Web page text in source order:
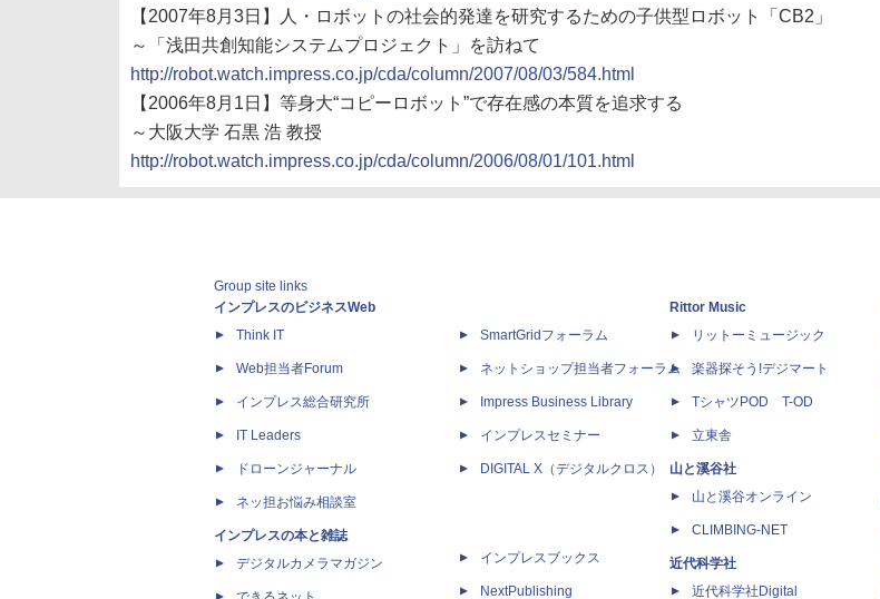
【2007年8月3日】人・ロボットの社会的発達を研究するための子供型ロボット「CB2」
～「浅田共創知能システムプロジェクト」を訪ねて
http://robot.watch.impress.co.jp/cda/column/2007/08/03/584.html
【2006年8月1日】等身大“コピーロボット”で存在感の本質を追求する
～大阪大学 石黒 浩 教授
http://robot.watch.impress.co.jp/cda/column/2006/08/01/101.html
Group site links
インプレスのビジネスWeb
Think IT
Web担当者Forum
インプレス総合研究所
IT Leaders
ドローンジャーナル
ネッ担お悩み相談室
インプレスの本と雑誌
デジタルカメラマガジン
SmartGridフォーラム
ネットショップ担当者フォーラム
Impress Business Library
インプレスセミナー
DIGITAL X（デジタルクロス）
インプレスブックス
NextPublishing
Rittor Music
リットーミュージック
楽器探そう!デジマート
TシャツPOD T-OD
立東舎
山と溪谷社
山と溪谷オンライン
CLIMBING-NET
近代科学社
近代科学社Digital